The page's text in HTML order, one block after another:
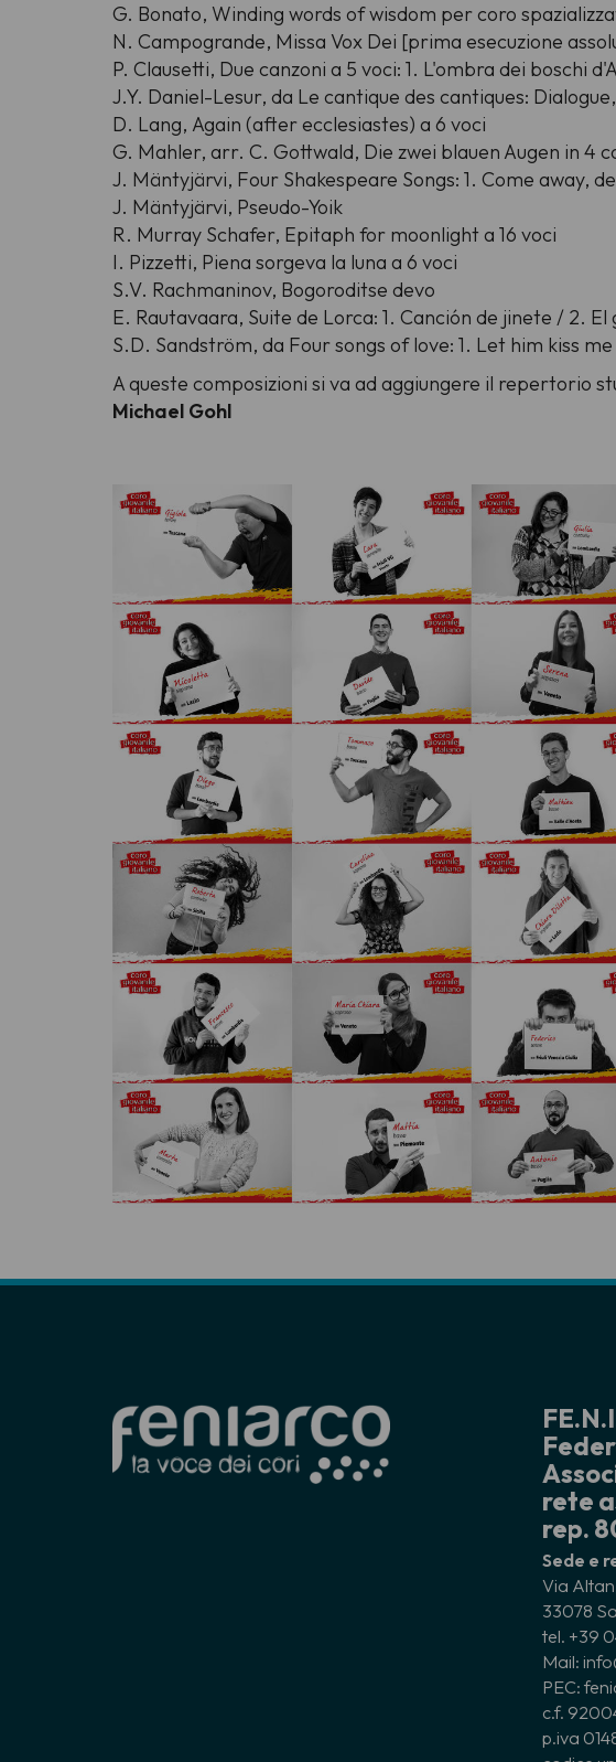
G. Bonato, Winding words of wisdom per coro
N. Campogrande, Missa Vox Dei [prima esecuzione
P. Clausetti, Due canzoni a 5 voci: 1. L'ombra dei boschi
J.Y. Daniel-Lesur, da Le cantique des cantiques:
D. Lang, Again (after ecclesiastes) a 6 voci
G. Mahler, arr. C. Gottwald, Die zwei blauen Augen in 4
J. Mäntyjärvi, Four Shakespeare Songs: 1. Come away,
J. Mäntyjärvi, Pseudo-Yoik
R. Murray Schafer, Epitaph for moonlight a 16 voci
I. Pizzetti, Piena sorgeva la luna a 6 voci
S.V. Rachmaninov, Bogoroditse devo
E. Rautavaara, Suite de Lorca: 1. Canción de jinete / 2.
S.D. Sandström, da Four songs of love: 1. Let him kiss
A queste composizioni si va ad aggiungere il repertorio
Michael Gohl
rete
rep.
Sede e
Via
33078
tel. +39
Mail:
PEC:
c.f.
p.iva